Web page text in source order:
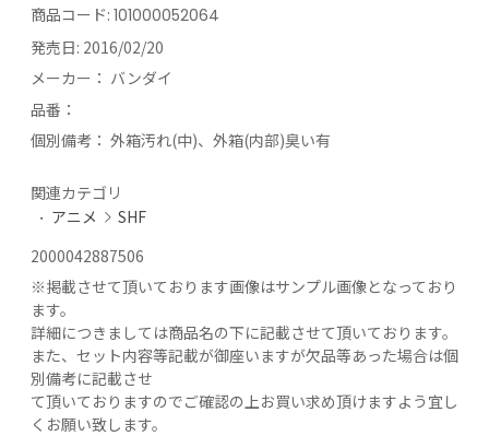
商品コード: 101000052064
発売日: 2016/02/20
メーカー： バンダイ
品番：
個別備考： 外箱汚れ(中)、外箱(内部)臭い有
関連カテゴリ
アニメ
SHF
2000042887506
※掲載させて頂いております画像はサンプル画像となっており
ます。
詳細につきましては商品名の下に記載させて頂いております。
また、セット内容等記載が御座いますが欠品等あった場合は個
別備考に記載させ
て頂いておりますのでご確認の上お買い求め頂けますよう宜し
くお願い致します。